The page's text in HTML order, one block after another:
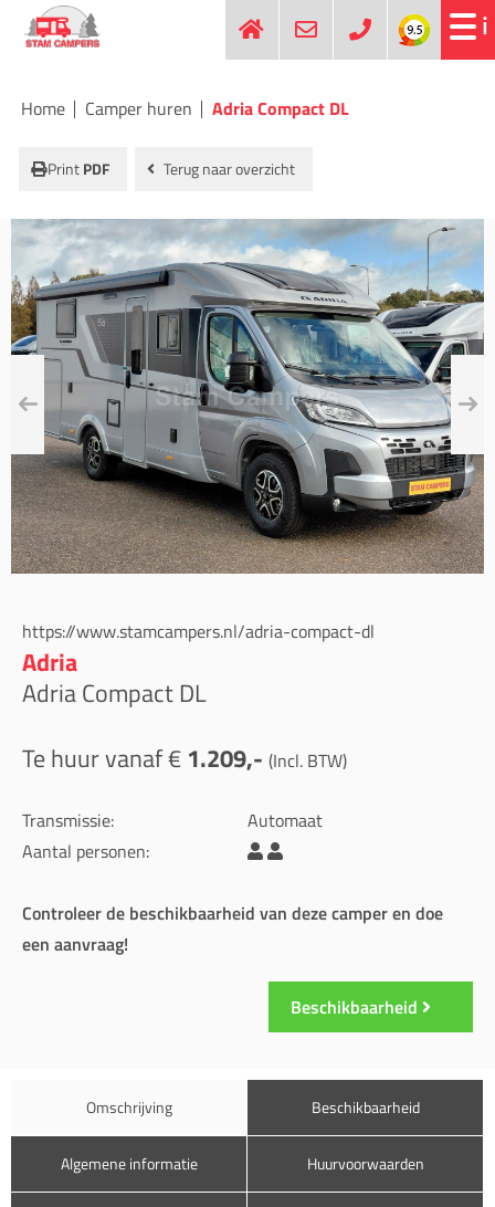
Home Camper huren Adria Compact DL
PrintPDF Terug naar overzicht
https://www.stamcampers.nl/adria-compact-dl
Adria
Adria Compact DL
Te huur vanaf €1.209,- (Incl. BTW)
Transmissie:
Automaat
Aantal personen:
Controleer de beschikbaarheid van deze camper en doe
een aanvraag!
Beschikbaarheid
Omschrijving Beschikbaarheid
Algemene informatie Huurvoorwaarden